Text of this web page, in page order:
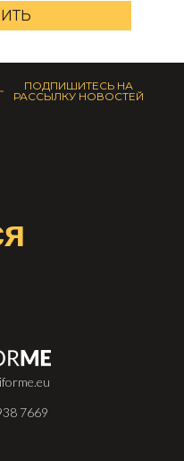
ПОДПИШИТЕСЬ НА
РАССЫЛКУ НОВОСТЕЙ
7669